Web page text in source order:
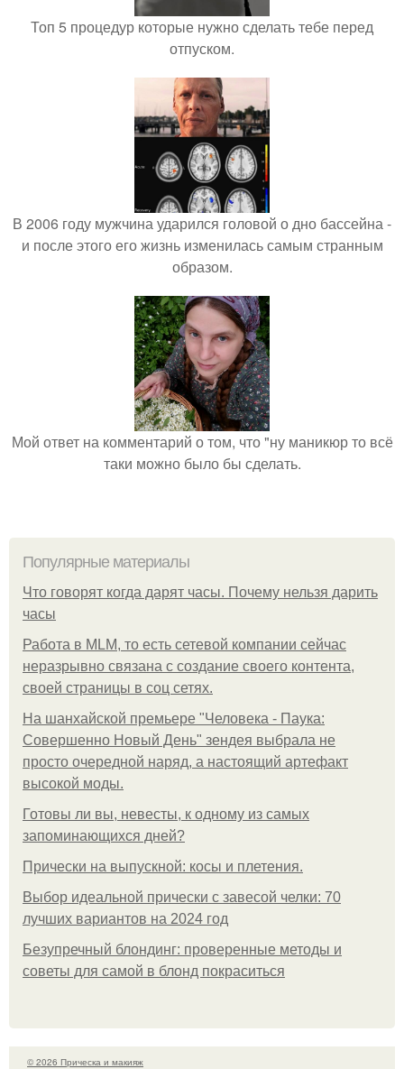
Топ 5 процедур которые нужно сделать тебе перед
отпуском.
В 2006 году мужчина ударился головой о дно бассейна -
и после этого его жизнь изменилась самым странным
образом.
Мой ответ на комментарий о том, что "ну маникюр то всё
таки можно было бы сделать.
Популярные материалы
Что говорят когда дарят часы. Почему нельзя дарить
часы
Работа в MLM, то есть сетевой компании сейчас
неразрывно связана с создание своего контента,
своей страницы в соц сетях.
На шанхайской премьере "Человека - Паука:
Совершенно Новый День" зендея выбрала не
просто очередной наряд, а настоящий артефакт
высокой моды.
Готовы ли вы, невесты, к одному из самых
запоминающихся дней?
Прически на выпускной: косы и плетения.
Выбор идеальной прически с завесой челки: 70
лучших вариантов на 2024 год
Безупречный блондинг: проверенные методы и
советы для самой в блонд покраситься
© 2026 Прическа и макияж